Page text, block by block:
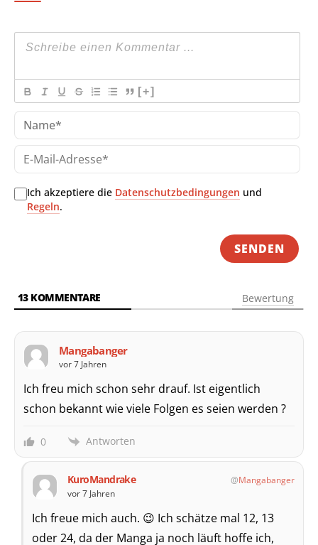
[+]
E-
Ich akzeptiere die Datenschutzbedingungen und
Regeln.
13KOMMENTARE Bewertung
Mangabanger
vor 7 Jahren
Ich freu mich schon sehr drauf. Ist eigentlich
schon bekannt wie viele Folgen es seien werden ?
0 Antworten
KuroMandrake
Mangabanger
vor 7 Jahren
Ich freue mich auch. 😉 Ich schätze mal 12, 13
oder 24, da der Manga ja noch läuft hoffe ich,